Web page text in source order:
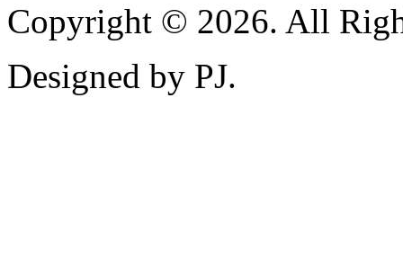
Copyright © 2026. All
Designed by PJ.